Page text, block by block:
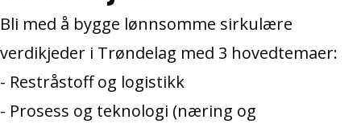
Bli med å bygge lønnsomme sirkulære
verdikjeder i Trøndelag med 3 hovedtemaer:
- Restråstoff og logistikk
- Prosess og teknologi (næring og